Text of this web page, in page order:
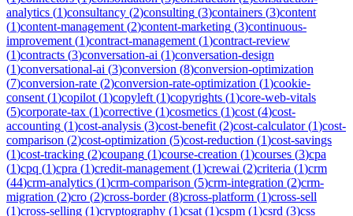
analytics (1)consultancy (2)consulting (3)containers (3)content
(1)content-management (2)content-marketing (3)continuous-
improvement (1)contract-management (1)contract-review
(1)contracts (3)conversation-ai (1)conversation-design
(1)conversational-ai (3)conversion (8)conversion-optimization
(7)conversion-rate (2)conversion-rate-optimization (1)cookie-
consent (1)copilot (1)copyleft (1)copyrights (1)core-web-vitals
(5)corporate-tax (1)corrective (1)cosmetics (1)cost (4)cost-
accounting (1)cost-analysis (3)cost-benefit (2)cost-calculator(1)cost-
comparison (2)cost-optimization (5)cost-reduction (1)cost-savings
(1)cost-tracking (2)coupang (1)course-creation (1)courses (3)cpa
(1)cpq (1)cpra (1)credit-management (1)crewai (2)criteria (1)crm
(44)crm-analytics (1)crm-comparison (5)crm-integration (2)crm-
migration (2)cro (2)cross-border(8)cross-platform (1)cross-sell
(1)cross-selling (1)cryptography (1)csat (1)cspm (1)csrd (3)css